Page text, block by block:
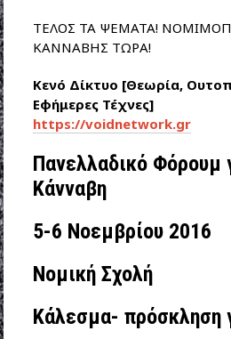
ΤΕΛΟΣ ΤΑ ΨΕΜΑΤΑ!
ΚΑΝΝΑΒΗΣ ΤΩΡΑ!
Κενό Δίκτυο [Θεωρία,
Εφήμερες Τέχνες]
https://voidnetwork.gr
Πανελλαδικό Φόρουμ
Κάνναβη
5-6 Νοεμβρίου 2016
Νομική Σχολή
Κάλεσμα- πρόσκληση